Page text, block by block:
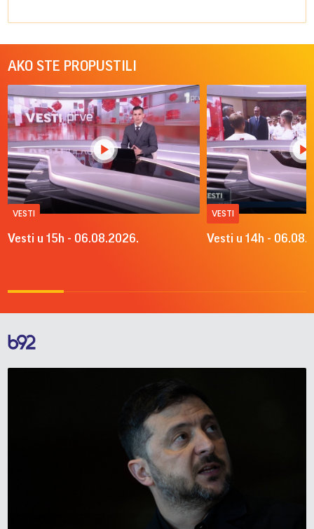
AKO STE PROPUSTILI
VESTI
Vesti u 15h - 06.08.2026.
VESTI
Vesti u 14h -